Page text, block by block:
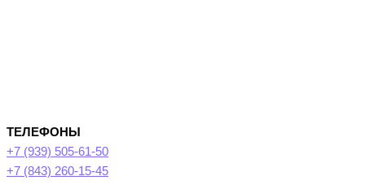
ТЕЛЕФОНЫ
+7 (939) 505-61-50
+7 (843) 260-15-45